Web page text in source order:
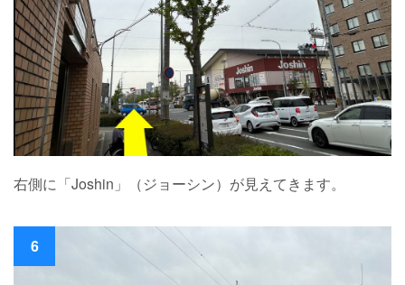
右側に「Joshin」（ジョーシン）が見えてきます。
6